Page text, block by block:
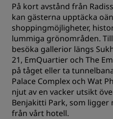
På kort avstånd från
kan gästerna upptäcka
shoppingmöjligheter,
lummiga grönområden.
besöka gallerior längs
21, EmQuartier och The
på tåget eller ta
Palace Complex och Wat
njut av en vacker utsikt
Benjakitti Park, som
från vårt hotell.